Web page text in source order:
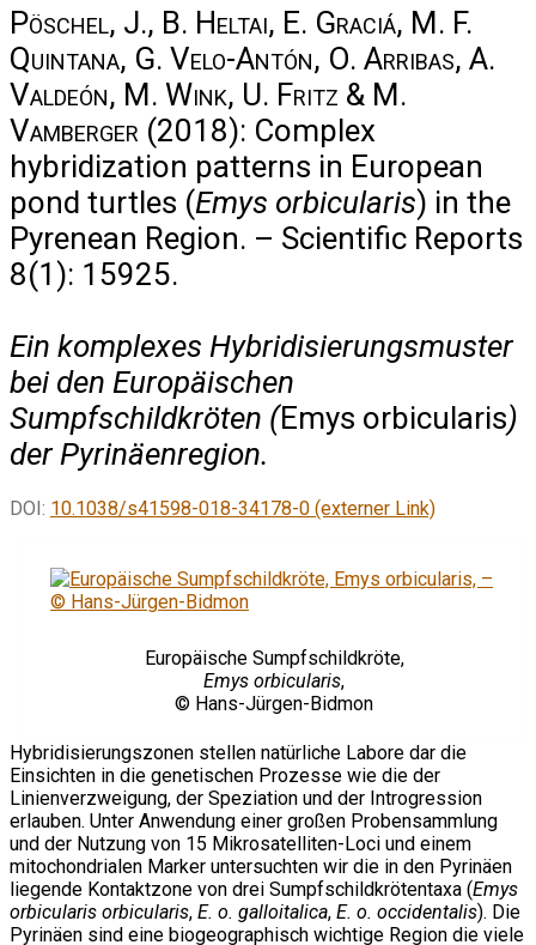
Pöschel, J., B. Heltai, E. Graciá, M. F.
Quintana, G. Velo-Antón, O. Arribas, A.
Valdeón, M. Wink, U. Fritz & M.
Vamberger (2018): Complex
hybridization patterns in European
pond turtles (Emys orbicularis) in the
Pyrenean Region. – Scientific Reports
8(1): 15925.
Ein komplexes Hybridisierungsmuster
bei den Europäischen
Sumpfschildkröten (Emys orbicularis)
der Pyrinäenregion.
DOI: 10.1038/s41598-018-34178-0 (externer Link)
Europäische Sumpfschildkröte,
Emys orbicularis,
© Hans-Jürgen-Bidmon
Hybridisierungszonen stellen natürliche Labore dar die
Einsichten in die genetischen Prozesse wie die der
Linienverzweigung, der Speziation und der Introgression
erlauben. Unter Anwendung einer großen Probensammlung
und der Nutzung von 15 Mikrosatelliten-Loci und einem
mitochondrialen Marker untersuchten wir die in den Pyrinäen
liegende Kontaktzone von drei Sumpfschildkrötentaxa (Emys
orbicularis orbicularis, E. o. galloitalica, E. o. occidentalis). Die
Pyrinäen sind eine biogeographisch wichtige Region die viele